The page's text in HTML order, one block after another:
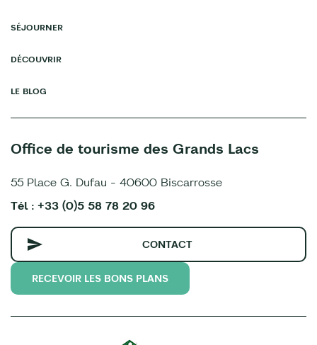
SÉJOURNER
DÉCOUVRIR
LE BLOG
Office de tourisme des Grands Lacs
55 Place G. Dufau - 40600 Biscarrosse
Tél : +33 (0)5 58 78 20 96
CONTACT
RECEVOIR LES BONS PLANS